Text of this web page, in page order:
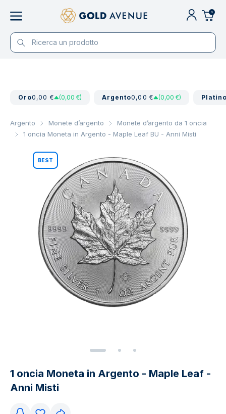
0
Oro0,00 € (0,00 €) Argento0,00 € (0,00 €)
Argento Monete d’argento
Monete d’argento da 1 oncia
1 oncia Moneta in Argento - Maple Leaf BU - Anni Misti
BEST
1 oncia Moneta in Argento - Maple Leaf -
Anni Misti